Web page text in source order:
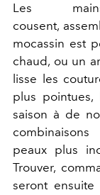
Les
cousent,
mocassin est
chaud, ou un
lisse les
plus
saison à de
peaux plus
Trouver,
seront ensuite